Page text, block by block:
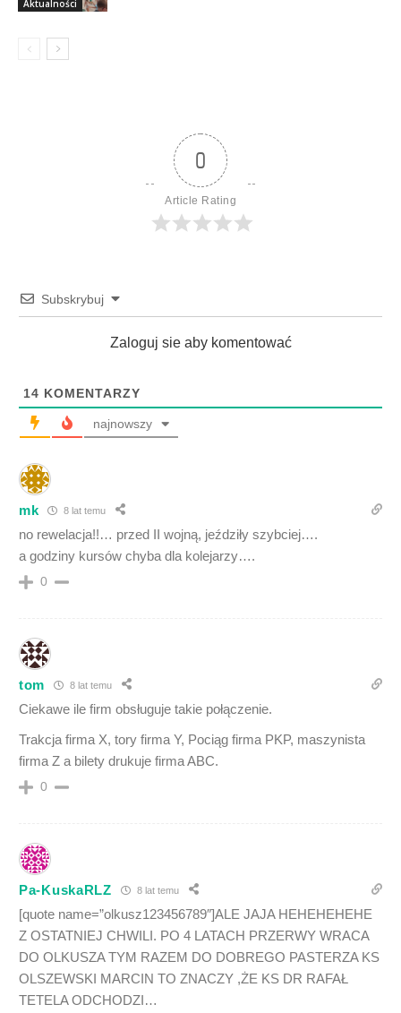
Aktualności
0
Article Rating
Subskrybuj
Zaloguj sie aby komentować
14 KOMENTARZY
najnowszy
mk 8 lat temu
no rewelacja!!… przed II wojną, jeździły szybciej….
a godziny kursów chyba dla kolejarzy….
0
tom 8 lat temu
Ciekawe ile firm obsługuje takie połączenie.
Trakcja firma X, tory firma Y, Pociąg firma PKP, maszynista
firma Z a bilety drukuje firma ABC.
0
Pa-KuskaRLZ 8 lat temu
[quote name=”olkusz123456789″]ALE JAJA HEHEHEHEHE
Z OSTATNIEJ CHWILI. PO 4 LATACH PRZERWY WRACA
DO OLKUSZA TYM RAZEM DO DOBREGO PASTERZA KS
OLSZEWSKI MARCIN TO ZNACZY ,ŻE KS DR RAFAŁ
TETELA ODCHODZI…